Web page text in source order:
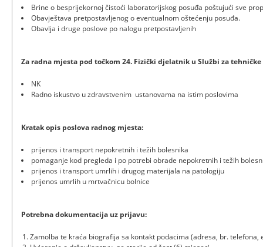
Brine o besprijekornoj čistoći laboratorijskog posuđa poštujući sve
Obavještava pretpostavljenog o eventualnom oštećenju posuđa.
Obavlja i druge poslove po nalogu pretpostavljenih
Za radna mjesta pod točkom 24. Fizički djelatnik u Službi za
NK
Radno iskustvo u zdravstvenim ustanovama na istim poslovima
Kratak opis poslova radnog mjesta:
prijenos i transport nepokretnih i težih bolesnika
pomaganje kod pregleda i po potrebi obrade nepokretnih i težih
prijenos i transport umrlih i drugog materijala na patologiju
prijenos umrlih u mrtvačnicu bolnice
Potrebna dokumentacija uz prijavu:
Zamolba te kraća biografija sa kontakt podacima (adresa, br. telefona,